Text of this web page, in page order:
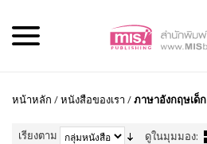
หน้าหลัก /หนังสือของเรา /ภาษาอังกฤษเด็ก
เรียงตาม
ดูในมุมมอง: